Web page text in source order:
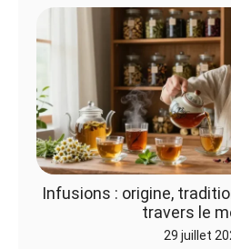
Infusions : origine,
travers le
29 juillet